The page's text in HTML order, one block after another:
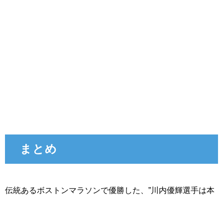
まとめ
伝統あるボストンマラソンで優勝した、”川内優輝選手は本